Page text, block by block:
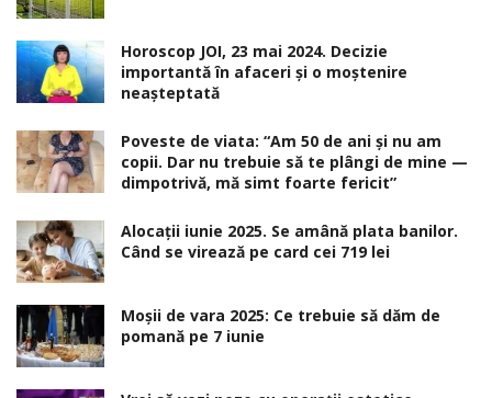
Horoscop JOI, 23 mai 2024. Decizie
importantă în afaceri şi o moştenire
neaşteptată
Poveste de viata: “Am 50 de ani și nu am
copii. Dar nu trebuie să te plângi de mine —
dimpotrivă, mă simt foarte fericit”
Alocaţii iunie 2025. Se amână plata banilor.
Când se virează pe card cei 719 lei
Moșii de vara 2025: Ce trebuie să dăm de
pomană pe 7 iunie